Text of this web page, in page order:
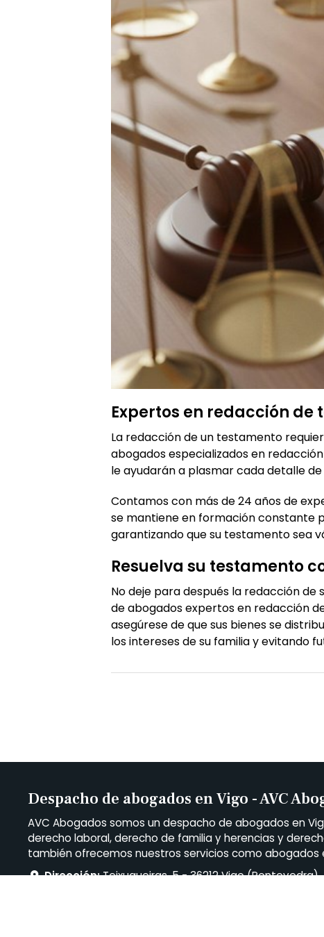
Expertos en redacción de
La redacción de un testamento
abogados especializados en
le ayudarán a plasmar cada detalle
Contamos con más de 24 años de
se mantiene en formación constante
garantizando que su testamento sea
Resuelva su testamento
No deje para después la redacción de
de abogados expertos en redacción
asegúrese de que sus bienes se
los intereses de su familia y evitando
Despacho de abogados en Vigo - AVC
AVC Abogados somos un despacho de abogados en
derecho laboral, derecho de familia y herencias y
también ofrecemos nuestros servicios como abogados
Dirección:Teixugueiras, 5 - 36212 Vigo (Pontevedra)